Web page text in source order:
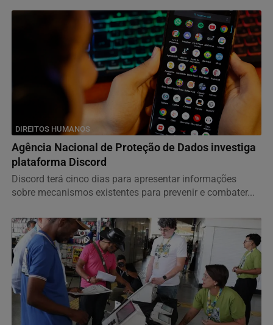
DIREITOS HUMANOS
Agência Nacional de Proteção de Dados investiga
plataforma Discord
Discord terá cinco dias para apresentar informações
sobre mecanismos existentes para prevenir e combater...